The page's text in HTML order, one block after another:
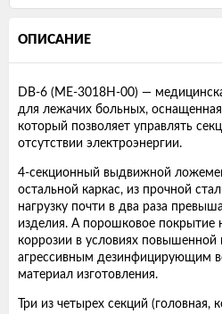
ОПИСАНИЕ
DB-6 (MЕ-3018Н-00) —
для лежачих больных,
который позволяет управлять
отсутствии электроэнергии.
4-секционный выдвижной
остальной каркас, из прочной
нагрузку почти в два раза
изделия. А порошковое покрытие
коррозии в условиях повышенной
агрессивным дезинфицирующим
материал изготовления.
Три из четырех секций